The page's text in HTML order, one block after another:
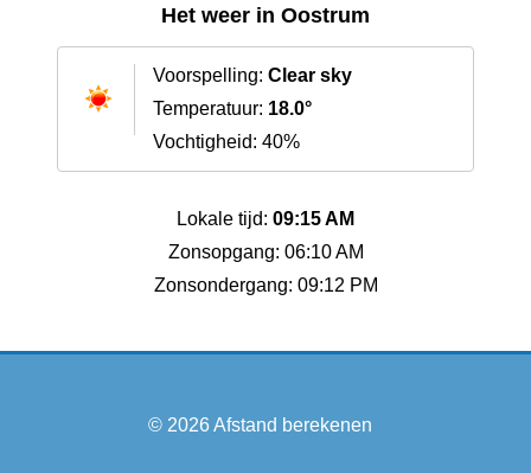
Het weer in Oostrum
Voorspelling: Clear sky
Temperatuur: 18.0°
Vochtigheid: 40%
Lokale tijd: 09:15 AM
Zonsopgang: 06:10 AM
Zonsondergang: 09:12 PM
© 2026Afstand berekenen